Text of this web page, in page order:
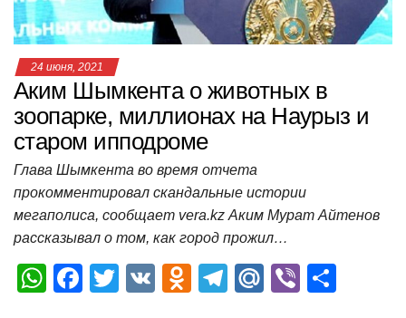
24 июня, 2021
Аким Шымкента о животных в
зоопарке, миллионах на Наурыз и
старом ипподроме
Глава Шымкента во время отчета
прокомментировал скандальные истории
мегаполиса, сообщает vera.kz Аким Мурат Айтенов
рассказывал о том, как город прожил…
W
F
T
V
O
T
M
Vi